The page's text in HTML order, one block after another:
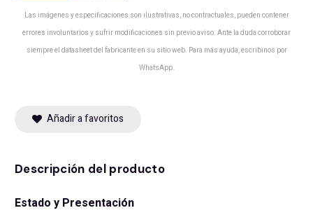
Las imágenes y especificaciones son ilustrativas, no contractuales, pueden contener
errores involuntarios y sufrir modificaciones sin previo aviso. Ante la duda corroborar
siempre el datasheet del fabricante en su sitio web. Para más ayuda, escribinos por
WhatsApp.
Añadir a favoritos
Descripción del producto
Estado y Presentación